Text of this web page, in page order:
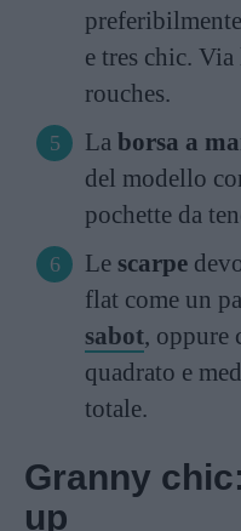
e tres chic.
rouches.
La borsa a
del modello
pochette da
Le scarpe
flat come un
sabot, oppure
quadrato e
totale.
Granny
up